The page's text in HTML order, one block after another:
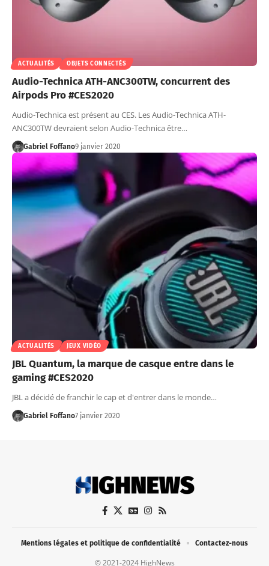
ACTUALITÉS OBJETS CONNECTÉS
Audio-Technica ATH-ANC300TW, concurrent des
Airpods Pro #CES2020
Audio-Technica est présent au CES. Les Audio-Technica ATH-
ANC300TW devraient selon Audio-Technica être…
Gabriel Foffano9 janvier 2020
ACTUALITÉS JEUX VIDÉO
JBL Quantum, la marque de casque entre dans le
gaming #CES2020
JBL a décidé de franchir le cap et d'entrer dans le monde…
Gabriel Foffano7 janvier 2020
© 2021-2024 HighNews
Mentions légales et politique de confidentialité Contactez-nous